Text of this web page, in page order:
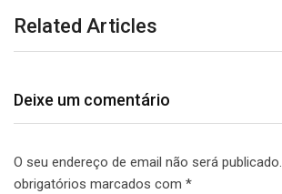
Related Articles
Deixe um comentário
O seu endereço de email não será publicado.
obrigatórios marcados com *